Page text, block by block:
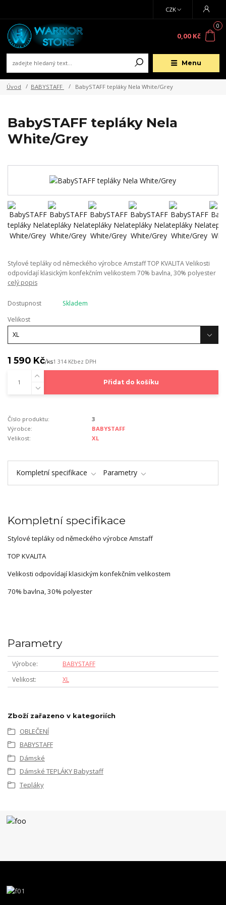
Menu
CZK
0
0,00 Kč
Úvod BABYSTAFF BabySTAFF tepláky Nela White/Grey
BabySTAFF tepláky Nela
White/Grey
Stylové tepláky od německého výrobce Amstaff TOP KVALITA Velikosti
odpovídají klasickým konfekčním velikostem 70% bavlna, 30% polyester
celý popis
Dostupnost
Skladem
Velikost
1 590 Kč/ks1 314 Kčbez DPH
Přidat do košíku
Číslo produktu:
3
Výrobce:
BABYSTAFF
Velikost:
XL
Kompletní specifikace Parametry
Kompletní specifikace
Stylové tepláky od německého výrobce Amstaff
TOP KVALITA
Velikosti odpovídají klasickým konfekčním velikostem
70% bavlna, 30% polyester
Parametry
Výrobce
BABYSTAFF
Velikost
XL
Zboží zařazeno v kategoriích
OBLEČENÍ
BABYSTAFF
Dámské
Dámské TEPLÁKY Babystaff
Tepláky